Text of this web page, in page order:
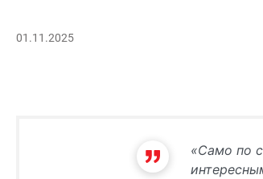
01.11.2025
«Само по